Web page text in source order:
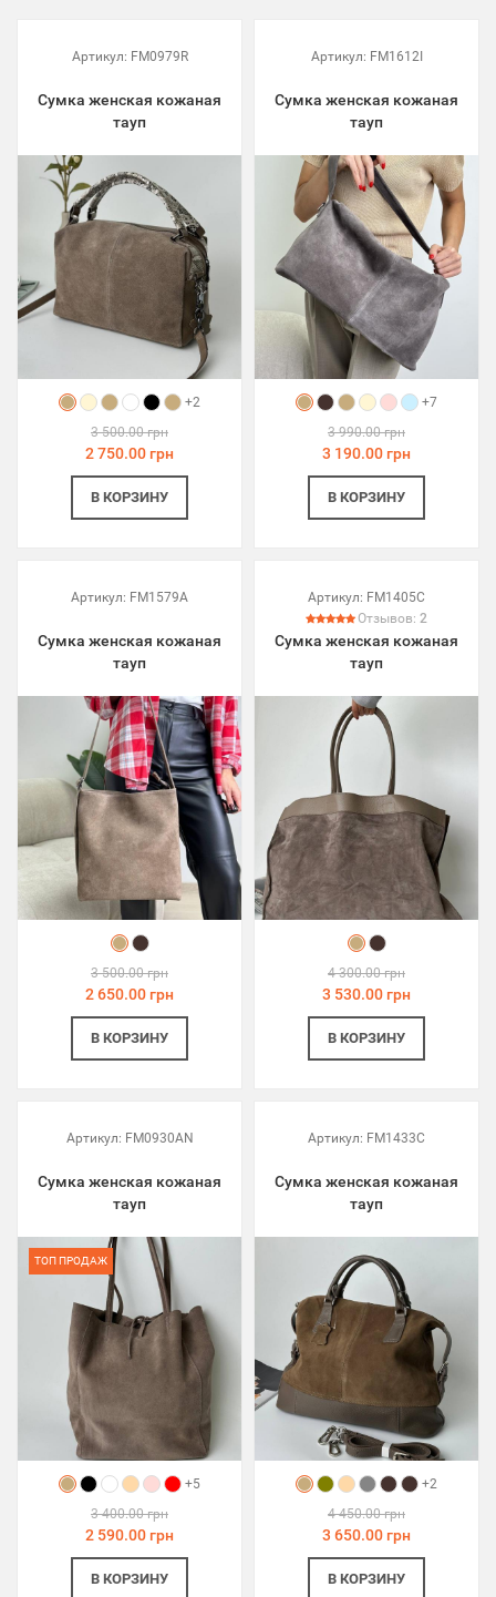
Артикул: FM0979R
Сумка женская кожаная
тауп
+2
3 500.00 грн
2 750.00 грн
В КОРЗИНУ
Артикул: FM1612I
Сумка женская кожаная
тауп
+7
3 990.00 грн
3 190.00 грн
В КОРЗИНУ
Артикул: FM1579A
Сумка женская кожаная
тауп
3 500.00 грн
2 650.00 грн
В КОРЗИНУ
Артикул: FM1405C
Отзывов: 2
Сумка женская кожаная
тауп
4 300.00 грн
3 530.00 грн
В КОРЗИНУ
Артикул: FM0930AN
Сумка женская кожаная
тауп
ТОП ПРОДАЖ
+5
3 400.00 грн
2 590.00 грн
В КОРЗИНУ
Артикул: FM1433C
Сумка женская кожаная
тауп
+2
4 450.00 грн
3 650.00 грн
В КОРЗИНУ